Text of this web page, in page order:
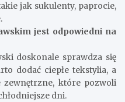
jak sukulenty, paprocie,
jest odpowiedni na
doskonale sprawdza się
dodać ciepłe tekstylia, a
zewnętrzne, które pozwoli
dni.